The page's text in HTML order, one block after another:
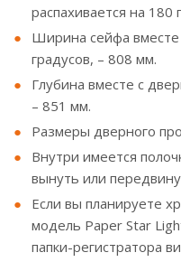
распахивается на 180
Ширина сейфа
градусов, – 808 мм.
Глубина вместе с
– 851 мм.
Размеры дверного
Внутри имеется
вынуть или
Если вы планируете
модель Paper Star
папки-регистратора